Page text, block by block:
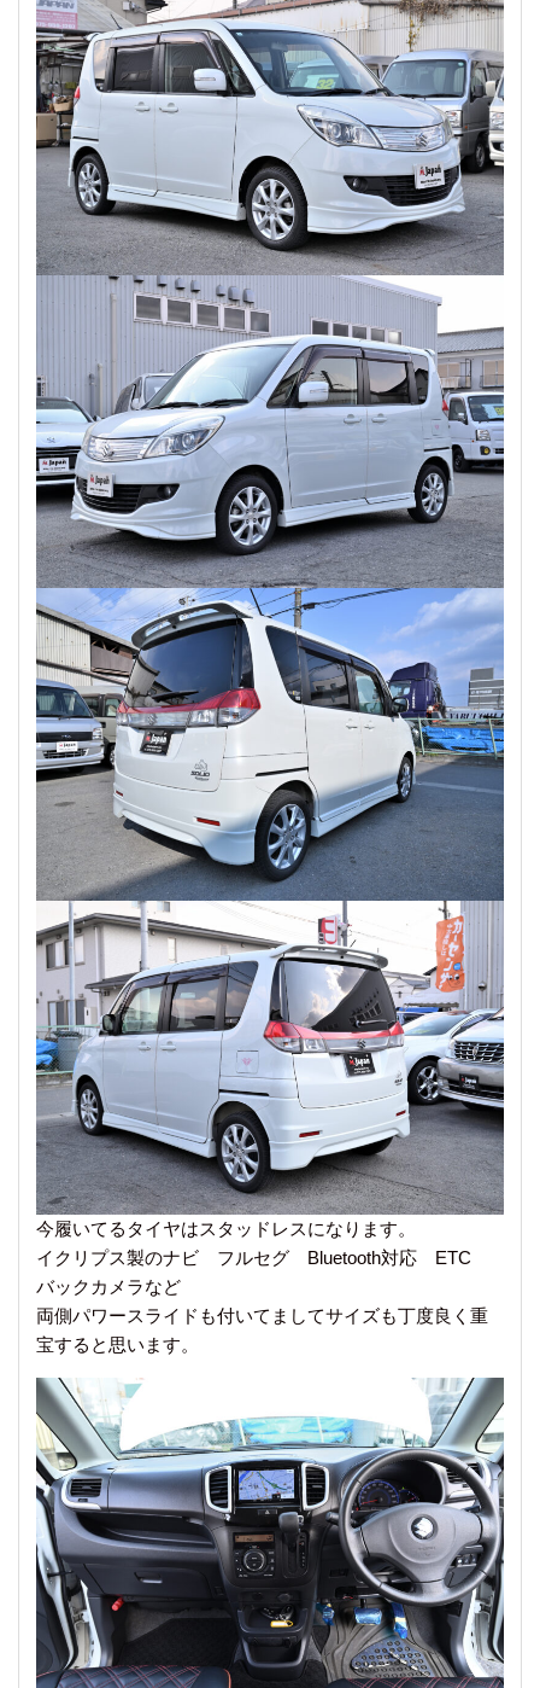
今履いてるタイヤはスタッドレスになります。
イクリプス製のナビ フルセグ Bluetooth対応 ETC
バックカメラなど
両側パワースライドも付いてましてサイズも丁度良く重
宝すると思います。